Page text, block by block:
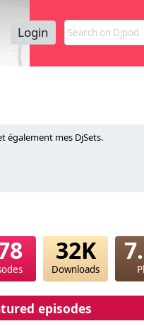
Login
également mes DjSets.
32K
Downloads
episodes